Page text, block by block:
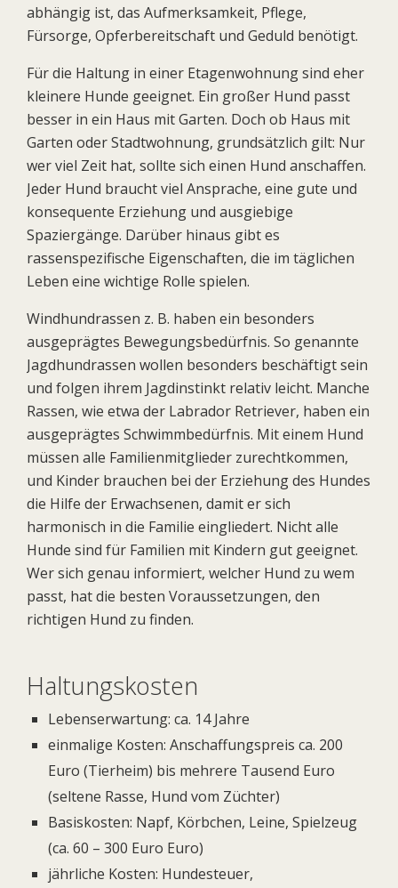
abhängig ist, das Aufmerksamkeit, Pflege,
Fürsorge, Opferbereitschaft und Geduld benötigt.
Für die Haltung in einer Etagenwohnung sind eher
kleinere Hunde geeignet. Ein großer Hund passt
besser in ein Haus mit Garten. Doch ob Haus mit
Garten oder Stadtwohnung, grundsätzlich gilt: Nur
wer viel Zeit hat, sollte sich einen Hund anschaffen.
Jeder Hund braucht viel Ansprache, eine gute und
konsequente Erziehung und ausgiebige
Spaziergänge. Darüber hinaus gibt es
rassenspezifische Eigenschaften, die im täglichen
Leben eine wichtige Rolle spielen.
Windhundrassen z. B. haben ein besonders
ausgeprägtes Bewegungsbedürfnis. So genannte
Jagdhundrassen wollen besonders beschäftigt sein
und folgen ihrem Jagdinstinkt relativ leicht. Manche
Rassen, wie etwa der Labrador Retriever, haben ein
ausgeprägtes Schwimmbedürfnis. Mit einem Hund
müssen alle Familienmitglieder zurechtkommen,
und Kinder brauchen bei der Erziehung des Hundes
die Hilfe der Erwachsenen, damit er sich
harmonisch in die Familie eingliedert. Nicht alle
Hunde sind für Familien mit Kindern gut geeignet.
Wer sich genau informiert, welcher Hund zu wem
passt, hat die besten Voraussetzungen, den
richtigen Hund zu finden.
Haltungskosten
Lebenserwartung: ca. 14 Jahre
einmalige Kosten: Anschaffungspreis ca. 200
Euro (Tierheim) bis mehrere Tausend Euro
(seltene Rasse, Hund vom Züchter)
Basiskosten: Napf, Körbchen, Leine, Spielzeug
(ca. 60 – 300 Euro Euro)
jährliche Kosten: Hundesteuer,